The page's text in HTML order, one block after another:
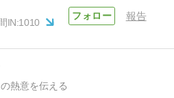
IN:1010
報告
熱意を伝える